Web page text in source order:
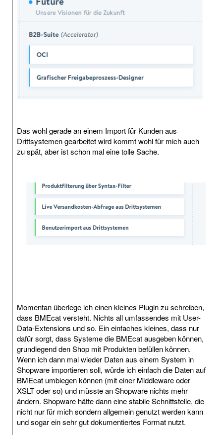
Das wohl gerade an einem Import für Kunden aus
Drittsystemen gearbeitet wird kommt wohl für mich auch
zu spät, aber ist schon mal eine tolle Sache.
Momentan überlege ich einen kleines Plugin zu schreiben,
dass BMEcat versteht. Nichts all umfassendes mit User-
Data-Extensions und so. Ein einfaches kleines, dass nur
dafür sorgt, dass Systeme die BMEcat ausgeben können,
grundlegend den Shop mit Produkten befüllen können.
Wenn ich dann mal wieder Daten aus einem System in
Shopware importieren soll, würde ich einfach die Daten auf
BMEcat umbiegen können (mit einer Middleware oder
XSLT oder so) und müsste an Shopware nichts mehr
ändern. Shopware hätte dann eine stabile Schnittstelle, die
nicht nur für mich sondern allgemein genutzt werden kann
und sogar ein sehr gut dokumentiertes Format nutzt.